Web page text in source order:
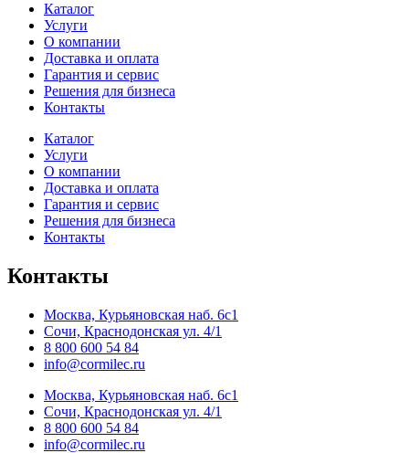
Каталог
Услуги
О компании
Доставка и оплата
Гарантия и сервис
Решения для бизнеса
Контакты
Каталог
Услуги
О компании
Доставка и оплата
Гарантия и сервис
Решения для бизнеса
Контакты
Контакты
Москва, Курьяновская наб. 6с1
Сочи, Краснодонская ул. 4/1
8 800 600 54 84
info@cormilec.ru
Москва, Курьяновская наб. 6с1
Сочи, Краснодонская ул. 4/1
8 800 600 54 84
info@cormilec.ru